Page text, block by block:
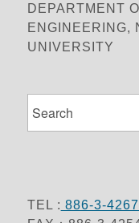
DEPARTMENT
ENGINEERING,
UNIVERSITY
TEL : 886-3-